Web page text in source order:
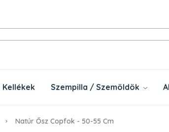
Kellékek Szempilla / Szemöldök
Natúr Ősz Copfok - 50-55 Cm